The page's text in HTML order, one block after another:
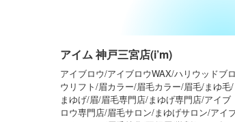
アイム 神戸三宮店(i’m)
アイブロウ/アイブロウWAX/ハリウッドブロ
ウリフト/眉カラー/眉毛カラー/眉毛/まゆ毛/
まゆげ/眉/眉毛専門店/まゆげ専門店/アイブ
ロウ専門店/眉毛サロン/まゆげサロン/アイ